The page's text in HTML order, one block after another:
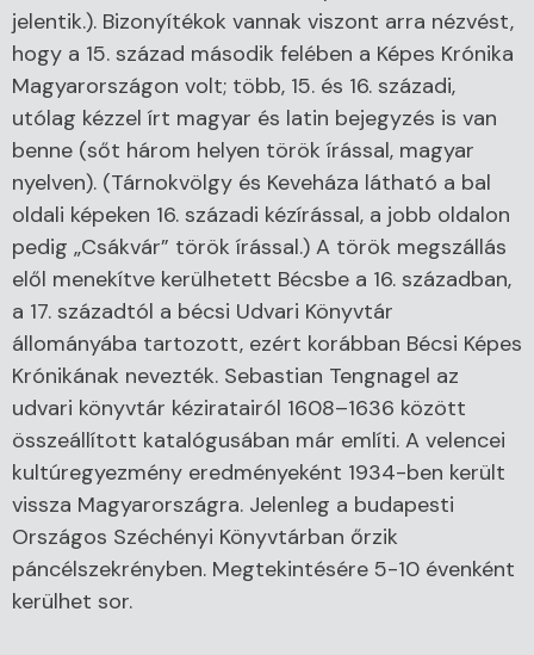
jelentik.). Bizonyítékok vannak viszont arra nézvést,
hogy a 15. század második felében a Képes Krónika
Magyarországon volt; több, 15. és 16. századi,
utólag kézzel írt magyar és latin bejegyzés is van
benne (sőt három helyen török írással, magyar
nyelven). (Tárnokvölgy és Keveháza látható a bal
oldali képeken 16. századi kézírással, a jobb oldalon
pedig „Csákvár” török írással.) A török megszállás
elől menekítve kerülhetett Bécsbe a 16. században,
a 17. századtól a bécsi Udvari Könyvtár
állományába tartozott, ezért korábban Bécsi Képes
Krónikának nevezték. Sebastian Tengnagel az
udvari könyvtár kéziratairól 1608–1636 között
összeállított katalógusában már említi. A velencei
kultúregyezmény eredményeként 1934-ben került
vissza Magyarországra. Jelenleg a budapesti
Országos Széchényi Könyvtárban őrzik
páncélszekrényben. Megtekintésére 5-10 évenként
kerülhet sor.